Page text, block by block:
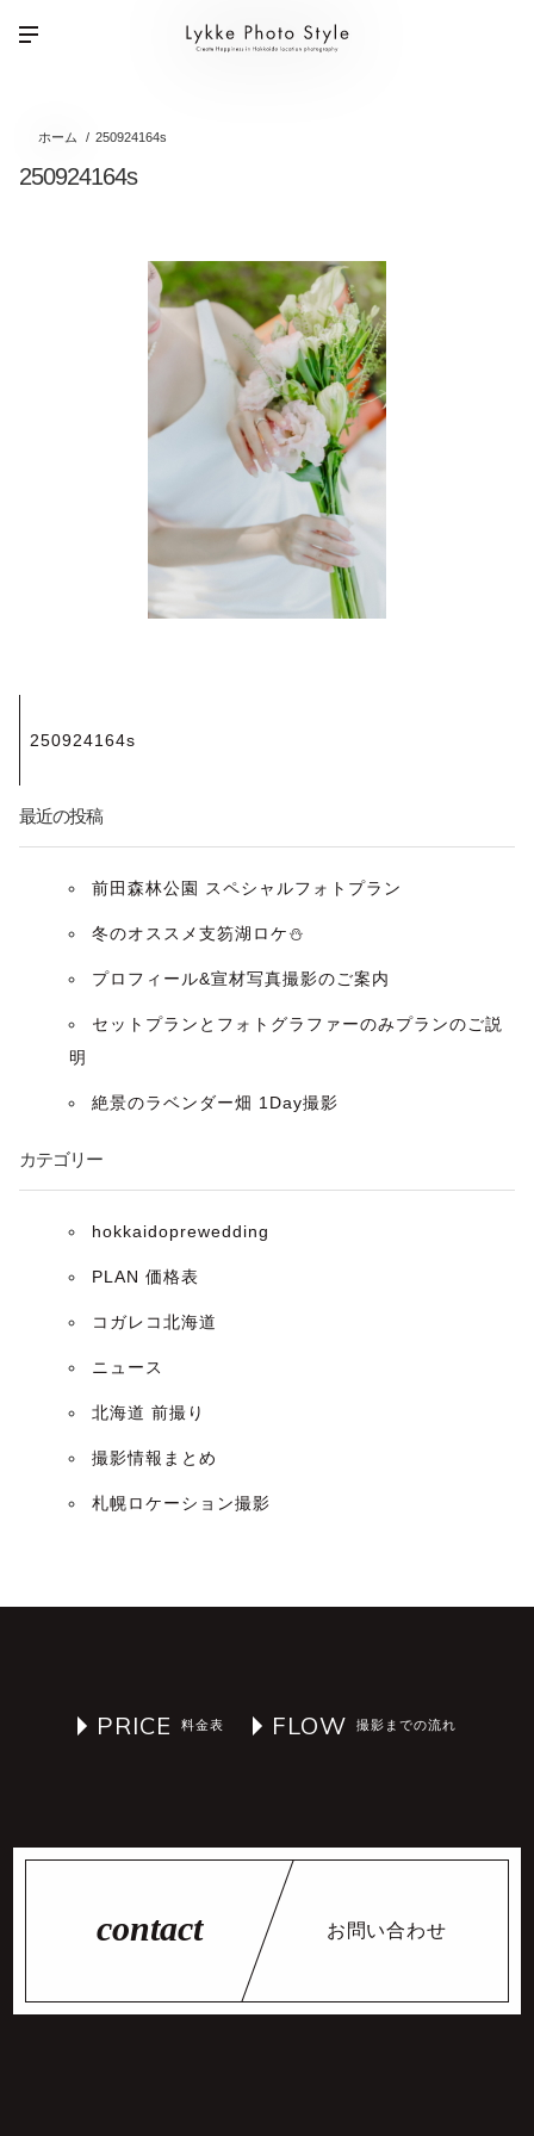
ホーム 250924164s
250924164s
稿
ナ
ン
250924164s
最近の投稿
前田森林公園 スペシャルフォトプラン
冬のオススメ支笏湖ロケ⛄️
プロフィール&宣材写真撮影のご案内
セットプランとフォトグラファーのみプランのご説
明
絶景のラベンダー畑 1Day撮影
カテゴリー
hokkaidoprewedding
PLAN 価格表
コガレコ北海道
ニュース
北海道 前撮り
撮影情報まとめ
札幌ロケーション撮影
PRICE FLOW
お問い合わせ